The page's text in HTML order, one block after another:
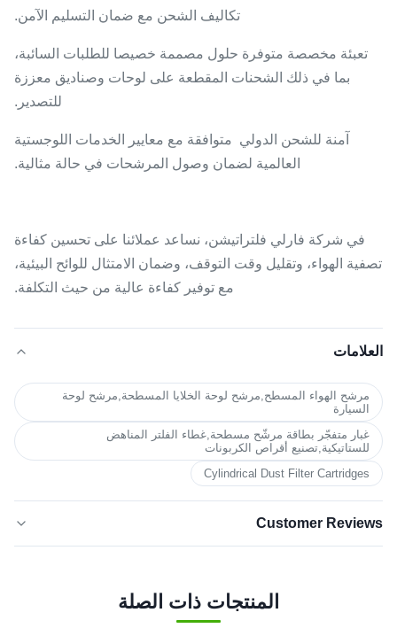
تكاليف الشحن مع ضمان التسليم الآمن.
تعبئة مخصصة متوفرة حلول مصممة خصيصا للطلبات السائبة،
بما في ذلك الشحنات المقطعة على لوحات وصناديق معززة
للتصدير.
آمنة للشحن الدولي ‬ متوافقة مع معايير الخدمات اللوجستية
العالمية لضمان وصول المرشحات في حالة مثالية.
في شركة فارلي فلتراتيشن، نساعد عملائنا على تحسين كفاءة
تصفية الهواء، وتقليل وقت التوقف، وضمان الامتثال للوائح البيئية،
مع توفير كفاءة عالية من حيث التكلفة.
العلامات
مرشح الهواء المسطح,مرشح لوحة الخلايا المسطحة,مرشح لوحة
السيارة
غبار متفجّر بطاقة مرشّح مسطحة,غطاء الفلتر المناهض
للستاتيكية,تصنيع أقراص الكربونات
Cylindrical Dust Filter Cartridges
Customer Reviews
المنتجات ذات الصلة